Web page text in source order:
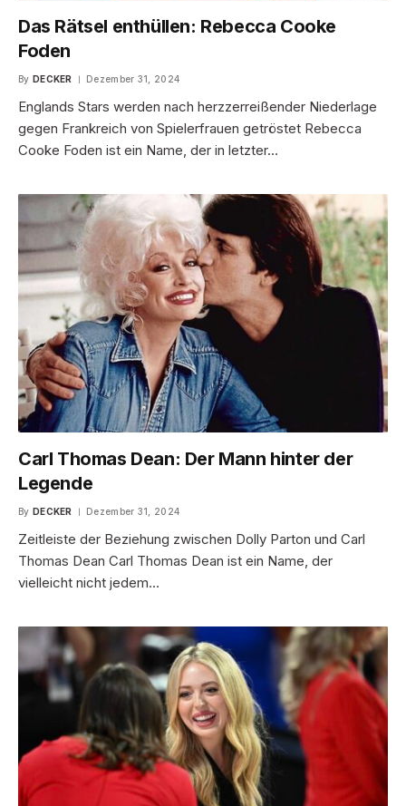
Das Rätsel enthüllen: Rebecca Cooke
Foden
By DECKER Dezember 31, 2024
Englands Stars werden nach herzzerreißender Niederlage
gegen Frankreich von Spielerfrauen getröstet Rebecca
Cooke Foden ist ein Name, der in letzter…
Carl Thomas Dean: Der Mann hinter der
Legende
By DECKER Dezember 31, 2024
Zeitleiste der Beziehung zwischen Dolly Parton und Carl
Thomas Dean Carl Thomas Dean ist ein Name, der
vielleicht nicht jedem…